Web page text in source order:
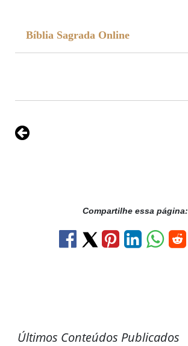
Bíblia Sagrada Online
Compartilhe essa página:
Últimos Conteúdos Publicados